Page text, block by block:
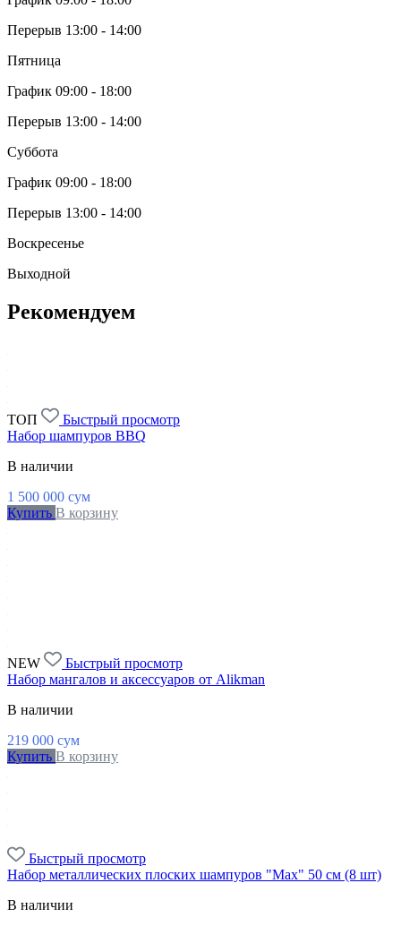
Перерыв 13:00 - 14:00
Пятница
График 09:00 - 18:00
Перерыв 13:00 - 14:00
Суббота
График 09:00 - 18:00
Перерыв 13:00 - 14:00
Воскресенье
Выходной
Рекомендуем
ТОП
Быстрый просмотр
Набор шампуров BBQ
В наличии
1 500 000 сум
Купить В корзину
NEW
Быстрый просмотр
Набор мангалов и аксессуаров от Alikman
В наличии
219 000 сум
Купить В корзину
Быстрый просмотр
Набор металлических плоских шампуров "Max" 50 см (8 шт)
В наличии